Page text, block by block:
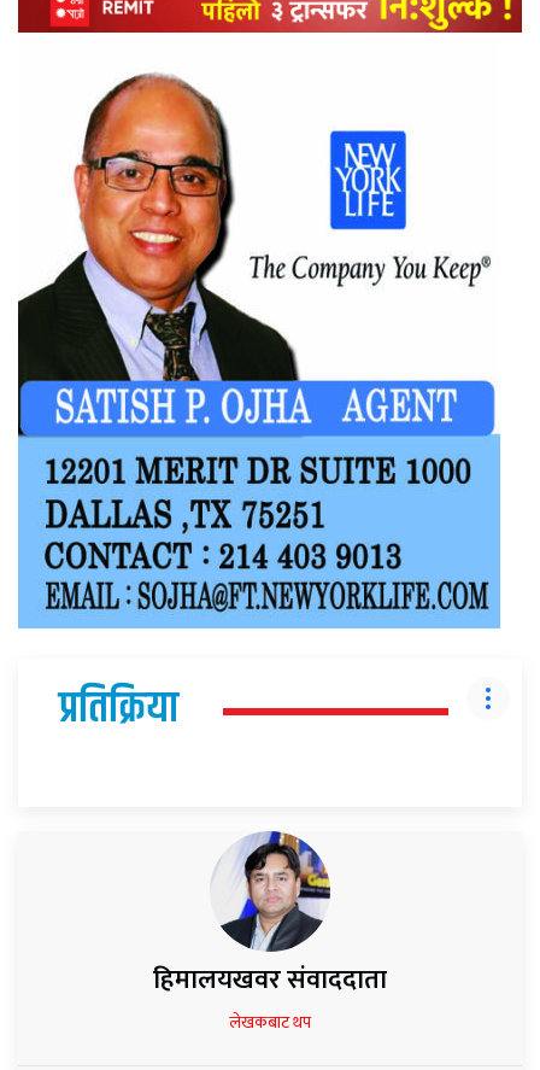
प्रतिक्रिया
हिमालयखवर संवाददाता
लेखकबाट थप